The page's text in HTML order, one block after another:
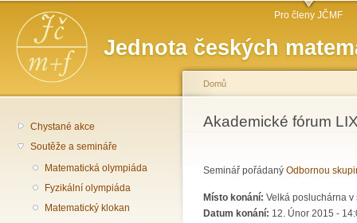
Jednota českých
Hlavní menu Pro členy JČMF
Chystané akce
Soutěže a semináře
Matematická olympiáda
Fyzikální olympiáda
Matematický klokan
Jste zde
Domů
Akademické fórum
Seminář pořádaný Odbornou
Místo konání: Velká posluchárna v
Datum konání: 12. Únor 2015 -